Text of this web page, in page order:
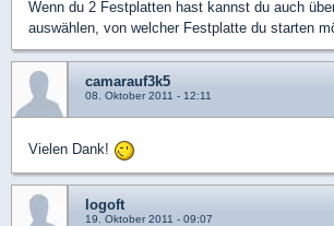
Wenn du 2 Festplatten hast kannst du auch
auswählen, von welcher Festplatte du starten
camarauf3k5
08. Oktober 2011 - 12:11
Vielen Dank!
logoft
19. Oktober 2011 - 09:07